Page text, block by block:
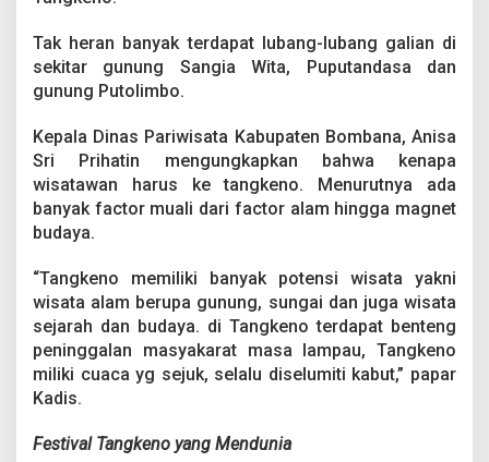
Tak heran banyak terdapat lubang-lubang galian di
sekitar gunung Sangia Wita, Puputandasa dan
gunung Putolimbo.
Kepala Dinas Pariwisata Kabupaten Bombana, Anisa
Sri Prihatin mengungkapkan bahwa kenapa
wisatawan harus ke tangkeno. Menurutnya ada
banyak factor muali dari factor alam hingga magnet
budaya.
“Tangkeno memiliki banyak potensi wisata yakni
wisata alam berupa gunung, sungai dan juga wisata
sejarah dan budaya. di Tangkeno terdapat benteng
peninggalan masyakarat masa lampau, Tangkeno
miliki cuaca yg sejuk, selalu diselumiti kabut,” papar
Kadis.
Festival Tangkeno yang Mendunia